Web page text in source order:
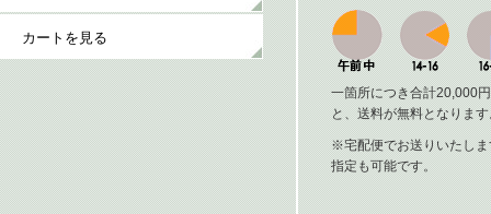
カートを見る
一箇所につき合計20,000
と、送料が無料となりま
※宅配便でお送りいたし
指定も可能です。